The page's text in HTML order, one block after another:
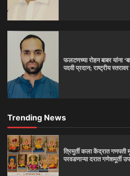
फलटणच्या रोहन बाबर यांना
पदवी प्रदान; राष्ट्रीय
Trending News
त्रिमुर्ती कला केंद्रात गणपती
परवडणाऱ्या दरात गणेशमूर्ती